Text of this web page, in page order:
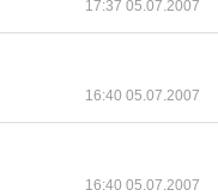
17:37 05.07.2007
16:40 05.07.2007
16:40 05.07.2007